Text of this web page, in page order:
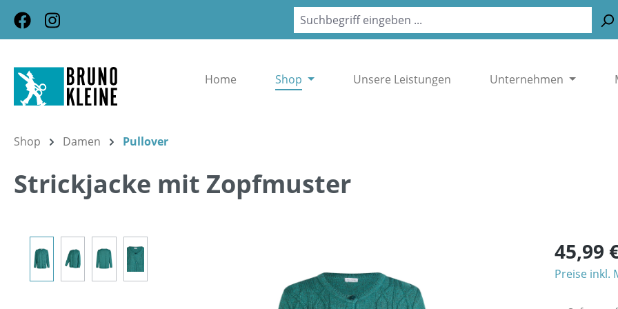
Hauptinhalt springen
Zur Suche springen
Zur Hauptnavigation springen
Home Shop Unsere Leistungen Unternehmen
Shop Damen Pullover
Strickjacke mit Zopfmuster
Bildergalerie überspringen 45,99
Preise inkl.